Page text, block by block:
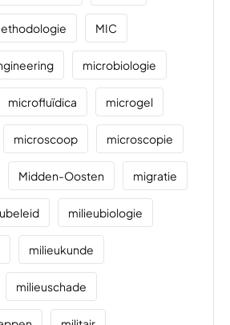
MIC
microbiologie
microfluïdica microgel
microscoop microscopie
Midden-Oosten migratie
milieubiologie
milieukunde
milieuschade